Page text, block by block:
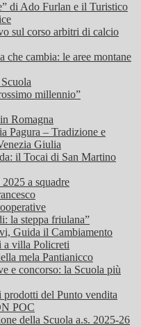
di Ado Furlan e il Turistico
sul corso arbitri di calcio
cambia: le aree montane
millennio”
Romagna
Pagura – Tradizione e
Giulia
il Tocai di San Martino
a squadre
la steppa friulana”
Guida il Cambiamento
a villa Policreti
mela Pantianicco
e concorso: la Scuola più
del Punto vendita
POC
della Scuola a.s. 2025-26